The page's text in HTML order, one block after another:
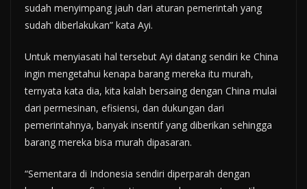
sudah menyimpang jauh dari aturan pemerintah yang
sudah diberlakukan” kata Ayi.
Untuk menyiasati hal tersebut Ayi datang sendiri ke China
ingin mengetahui kenapa barang mereka itu murah,
ternyata kata dia, kita kalah bersaing dengan China mulai
dari permesinan, efisiensi, dan dukungan dari
pemerintahnya, banyak insentif yang diberikan sehingga
barang mereka bisa murah dipasaran.
“Sementara di Indonesia sendiri diperparah dengan